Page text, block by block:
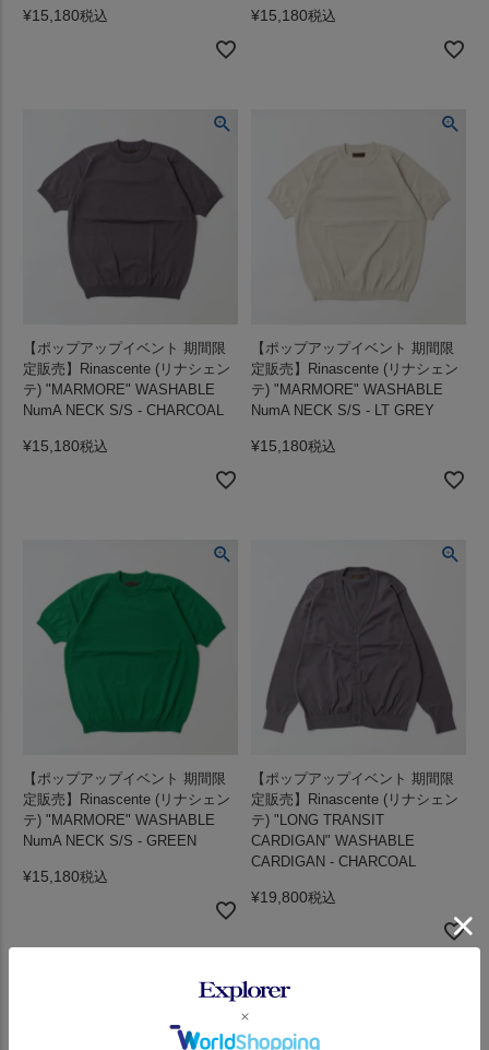
¥15,180税込 ¥15,180税込
【ポップアップイベント 期間限
定販売】Rinascente (リナシェン
テ) "MARMORE" WASHABLE
NumA NECK S/S - CHARCOAL
¥15,180税込
【ポップアップイベント 期間限
定販売】Rinascente (リナシェン
テ) "MARMORE" WASHABLE
NumA NECK S/S - LT GREY
¥15,180税込
【ポップアップイベント 期間限
定販売】Rinascente (リナシェン
テ) "MARMORE" WASHABLE
NumA NECK S/S - GREEN
¥15,180税込
【ポップアップイベント 期間限
定販売】Rinascente (リナシェン
テ) "LONG TRANSIT
CARDIGAN" WASHABLE
CARDIGAN - CHARCOAL
¥19,800税込